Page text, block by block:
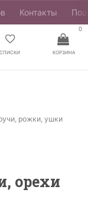
Контакты
СПИСКИ
0
КОРЗИНА
рожки, ушки
орехи